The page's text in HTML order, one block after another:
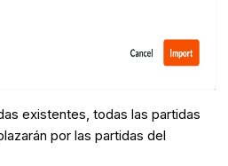
existentes, todas las partidas
por las partidas del